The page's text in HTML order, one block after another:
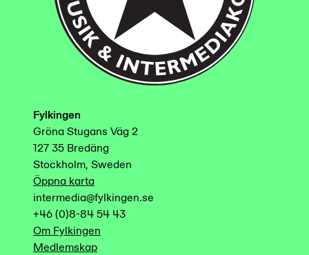
Fylkingen
Gröna Stugans Väg 2
127 35 Bredäng
Stockholm, Sweden
Öppna karta
intermedia@fylkingen.se
+46 (0)8-84 54 43
Om Fylkingen
Medlemskap